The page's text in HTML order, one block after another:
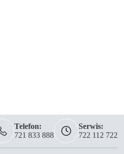
Telefon:
721 833 888
Serwis:
722 112 722